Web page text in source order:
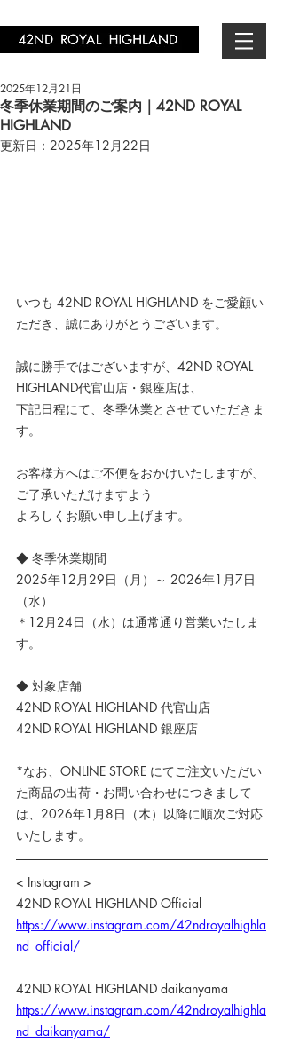
冬季休業期間のご案内｜42ND ROYAL
HIGHLAND
2025年12月21日
更新日： 2025年12月22日
いつも 42ND ROYAL HIGHLAND をご愛顧い
ただき、誠にありがとうございます。
誠に勝手ではございますが、42ND ROYAL
HIGHLAND代官山店・銀座店は、
下記日程にて、冬季休業とさせていただきま
す。
お客様方へはご不便をおかけいたしますが、
ご了承いただけますよう
よろしくお願い申し上げます。
◆ 冬季休業期間
2025年12月29日（月）～ 2026年1月7日
（水）
＊12月24日（水）は通常通り営業いたしま
す。
◆ 対象店舗
42ND ROYAL HIGHLAND 代官山店
42ND ROYAL HIGHLAND 銀座店
*なお、 ONLINE STORE にてご注文いただい
た商品の出荷・お問い合わせにつきまして
は、2026年1月8日（木）以降に順次ご対応
いたします。
< Instagram >
42ND ROYAL HIGHLAND Official
https://www.instagram.com/42ndroyalhighla
nd_official/
42ND ROYAL HIGHLAND daikanyama
https://www.instagram.com/42ndroyalhighla
nd_daikanyama/